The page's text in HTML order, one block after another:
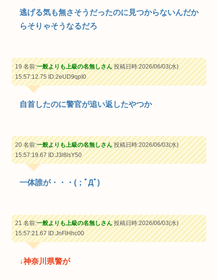
逃げる気も無さそうだったのに見つからないんだか
らそりゃそうなるだろ
19 名前:一般よりも上級の名無しさん投稿日時:2026/06/03(水)
15:57:12.75ID:2eUD9qpI0
自首したのに警官が追い返したやつか
20 名前:一般よりも上級の名無しさん投稿日時:2026/06/03(水)
15:57:19.67ID:J3l8lsY50
一体誰が・・・(；ﾟДﾟ)
21 名前:一般よりも上級の名無しさん投稿日時:2026/06/03(水)
15:57:21.67ID:JnFlHhc00
↓神奈川県警が